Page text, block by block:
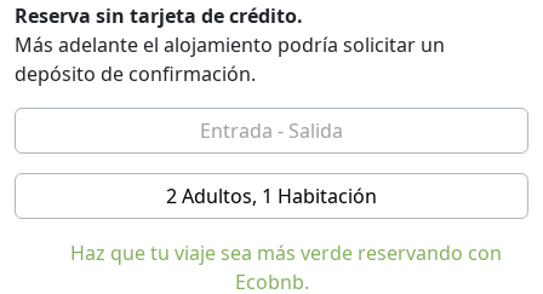
Nuestra cocina natural es administrada por un equipo
innovador que lo mimará con una amplia gama de
aromas, color e ingredientes de temporada ricos en
nutrientes. Encontrará un menú de bebidas 100%
orgánicas a base de plantas y bebidas que promueven
la salud con un toque italiano, de origen local y
sostenible. Creemos en la sabiduría de la naturaleza y
las cualidades perfectas de sus dones. Mantenemos
nuestra cocina libre de trigo, reemplazamos el azúcar
refinada con maltas vegetales y frutas secas.
Reserva sin tarjeta de crédito.
Más adelante el alojamiento podría solicitar un
depósito de confirmación.
2 Adultos, 1 Habitación
Haz que tu viaje sea más verde reservando con
Ecobnb.